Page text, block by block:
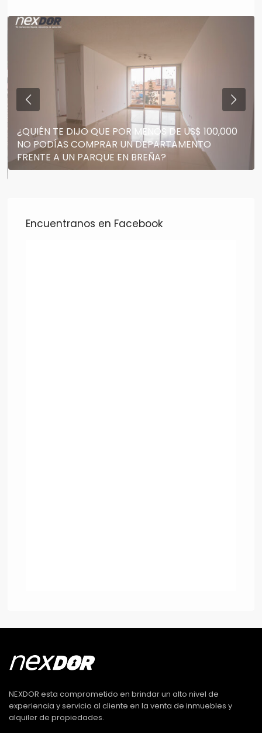
¿QUIÉN TE DIJO QUE POR MENOS DE US$ 100,000
NO PODÍAS COMPRAR UN DEPARTAMENTO
FRENTE A UN PARQUE EN BREÑA?
Encuentranos en Facebook
NEXDOR esta comprometido en brindar un alto nivel de
experiencia y servicio al cliente en la venta de inmuebles y
alquiler de propiedades.